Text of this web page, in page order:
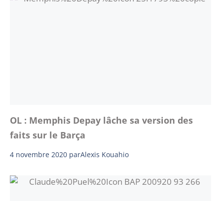
OL : Memphis Depay lâche sa version des
faits sur le Barça
4 novembre 2020 parAlexis Kouahio